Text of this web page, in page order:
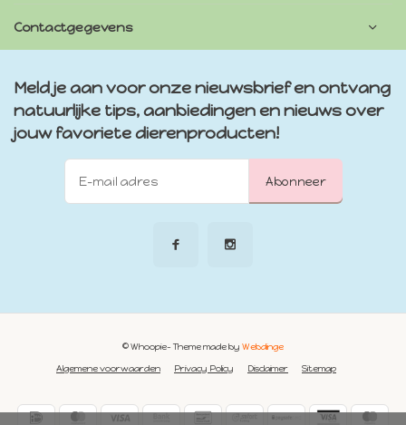
Contactgegevens
Meld je aan voor onze nieuwsbrief en ontvang
natuurlijke tips, aanbiedingen en nieuws over
jouw favoriete dierenproducten!
Abonneer
Algemene voorwaarden Privacy Policy Disclaimer Sitemap
© Whoopie- Theme made by Webdinge